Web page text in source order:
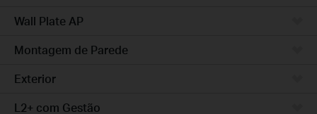
Wall Plate AP
Montagem de Parede
Exterior
L2+ com Gestão